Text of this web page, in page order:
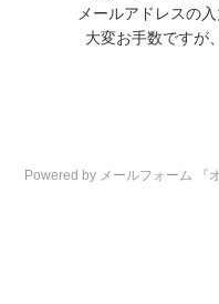
メールアドレスの
大変お手数ですが
Powered by メールフォーム 『